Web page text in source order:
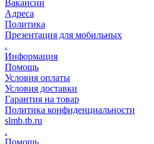
Вакансии
Адреса
Политика
Презентация для мобильных
.
Информация
Помощь
Условия оплаты
Условия доставки
Гарантия на товар
Политика конфиденциальности
slmb.tb.ru
.